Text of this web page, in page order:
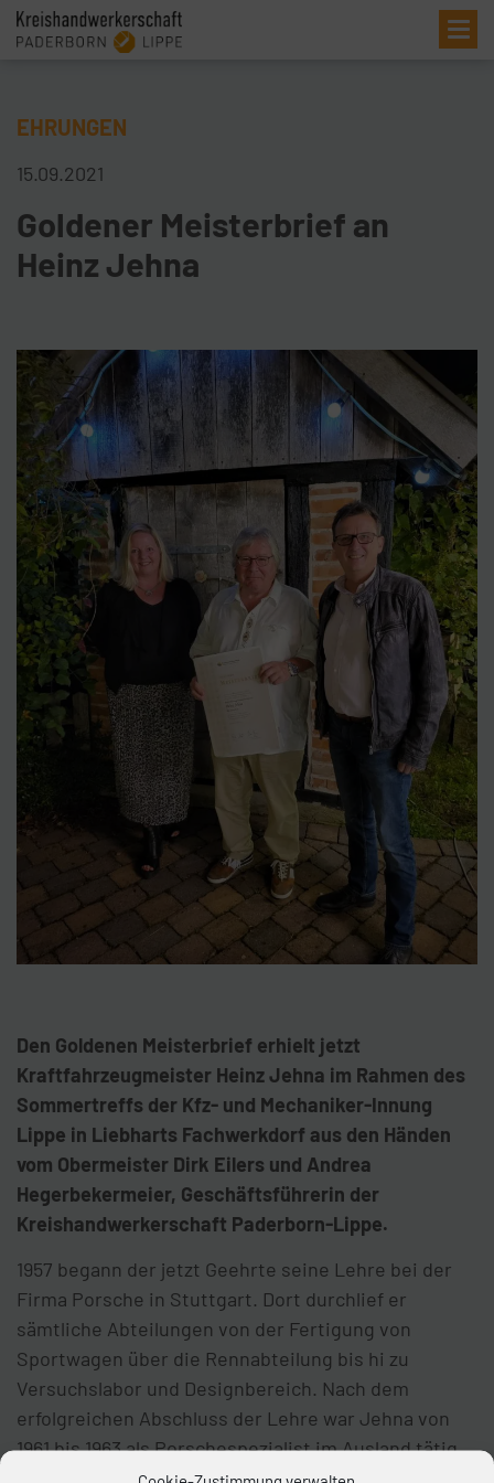
EHRUNGEN
15.09.2021
Goldener Meisterbrief an
Heinz Jehna
Den Goldenen Meisterbrief erhielt jetzt
Kraftfahrzeugmeister Heinz Jehna im Rahmen des
Sommertreffs der Kfz- und Mechaniker-Innung
Lippe in Liebharts Fachwerkdorf aus den Händen
vom Obermeister Dirk Eilers und Andrea
Hegerbekermeier, Geschäftsführerin der
Kreishandwerkerschaft Paderborn-Lippe.
1957 begann der jetzt Geehrte seine Lehre bei der
Firma Porsche in Stuttgart. Dort durchlief er
sämtliche Abteilungen von der Fertigung von
Sportwagen über die Rennabteilung bis hi zu
Versuchslabor und Designbereich. Nach dem
erfolgreichen Abschluss der Lehre war Jehna von
1961 bis 1963 als Porschespezialist im Ausland tätig.
1963 startete der Jubilar bei der Firma Bögeholz &